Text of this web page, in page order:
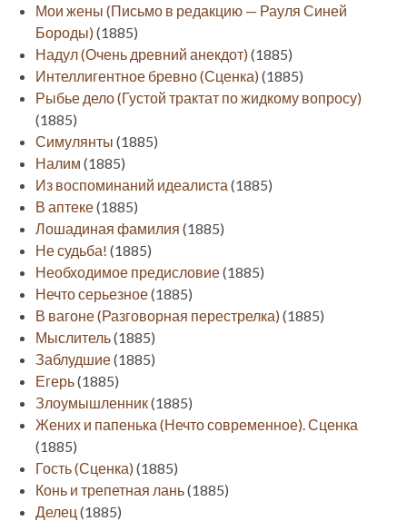
Мои жены (Письмо в редакцию — Рауля Синей
Бороды)(1885)
Надул (Очень древний анекдот)(1885)
Интеллигентное бревно (Сценка)(1885)
Рыбье дело (Густой трактат по жидкому вопросу)
(1885)
Симулянты (1885)
Налим (1885)
Из воспоминаний идеалиста (1885)
В аптеке(1885)
Лошадиная фамилия (1885)
Не судьба! (1885)
Необходимое предисловие(1885)
Нечто серьезное(1885)
В вагоне (Разговорная перестрелка)(1885)
Мыслитель(1885)
Заблудшие(1885)
Егерь(1885)
Злоумышленник(1885)
Жених и папенька (Нечто современное). Сценка
(1885)
Гость (Сценка)(1885)
Конь и трепетная лань(1885)
Делец (1885)